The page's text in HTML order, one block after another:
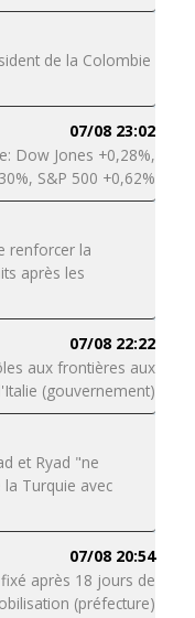
de la Colombie
07/08 23:02
Dow Jones +0,28%,
S&P 500 +0,62%
renforcer la
après les
07/08 22:22
aux frontières aux
(gouvernement)
et Ryad "ne
Turquie avec
07/08 20:54
après 18 jours de
(préfecture)